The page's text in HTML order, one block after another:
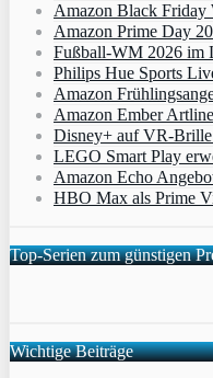
Amazon Black Friday
Amazon Prime Day
Fußball-WM 2026 im
Philips Hue Sports
Amazon
Amazon Ember
Disney+ auf VR-
LEGO Smart Play
Amazon Echo
HBO Max als Prime
Top-Serien zum günstigen
Wichtige Beiträge